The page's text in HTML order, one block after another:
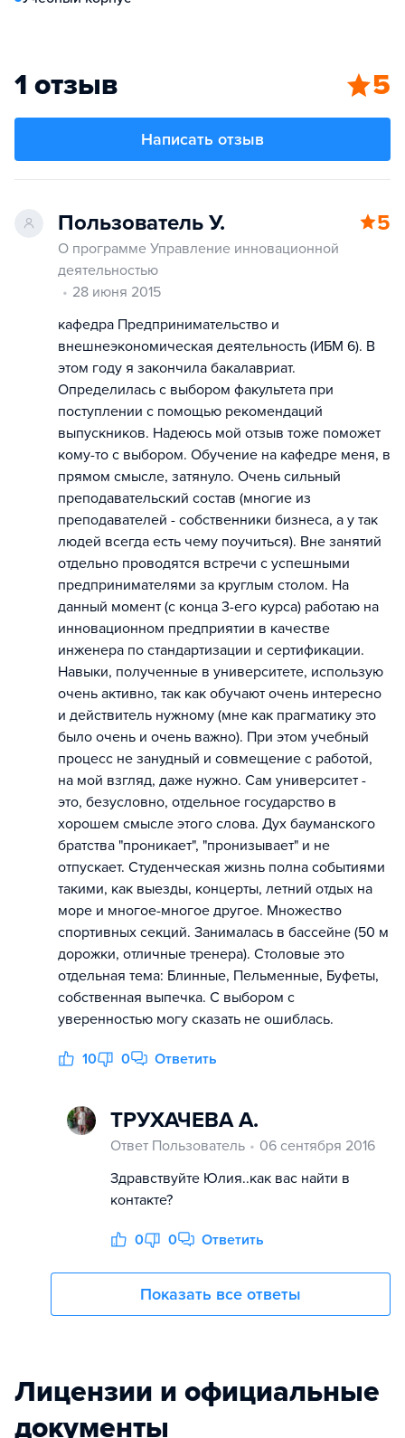
1 отзыв 5
Написать отзыв
Пользователь У. 5
О программе Управление инновационной
деятельностью
28 июня 2015
кафедра Предпринимательство и
внешнеэкономическая деятельность (ИБМ 6). В
этом году я закончила бакалавриат.
Определилась с выбором факультета при
поступлении с помощью рекомендаций
выпускников. Надеюсь мой отзыв тоже поможет
кому-то с выбором. Обучение на кафедре меня, в
прямом смысле, затянуло. Очень сильный
преподавательский состав (многие из
преподавателей - собственники бизнеса, а у так
людей всегда есть чему поучиться). Вне занятий
отдельно проводятся встречи с успешными
предпринимателями за круглым столом. На
данный момент (с конца 3-его курса) работаю на
инновационном предприятии в качестве
инженера по стандартизации и сертификации.
Навыки, полученные в университете, использую
очень активно, так как обучают очень интересно
и действитель нужному (мне как прагматику это
было очень и очень важно). При этом учебный
процесс не занудный и совмещение с работой,
на мой взгляд, даже нужно. Сам университет -
это, безусловно, отдельное государство в
хорошем смысле этого слова. Дух бауманского
братства "проникает", "пронизывает" и не
отпускает. Студенческая жизнь полна событиями
такими, как выезды, концерты, летний отдых на
море и многое-многое другое. Множество
спортивных секций. Занималась в бассейне (50 м
дорожки, отличные тренера). Столовые это
отдельная тема: Блинные, Пельменные, Буфеты,
собственная выпечка. С выбором с
уверенностью могу сказать не ошиблась.
10 0 Ответить
ТРУХАЧЕВА А.
Ответ Пользователь
06 сентября 2016
Здравствуйте Юлия..как вас найти в
контакте?
0 0 Ответить
Показать все ответы
Лицензии и официальные
документы